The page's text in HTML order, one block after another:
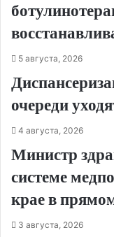
5 августа, 2026
очереди
4 августа, 2026
Министр
системе
крае в
3 августа, 2026